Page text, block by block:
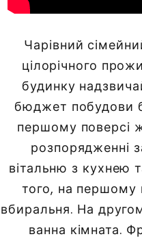
Чарівний
цілорічного
будинку
бюджет побудови
першому поверсі
розпорядженні
вітальню з кухнею
того, на першому
вбиральня. На
ванна кімната.